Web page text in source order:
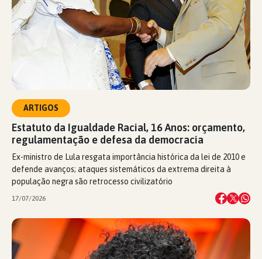
ARTIGOS
Estatuto da Igualdade Racial, 16 Anos: orçamento,
regulamentação e defesa da democracia
Ex-ministro de Lula resgata importância histórica da lei de 2010 e
defende avanços; ataques sistemáticos da extrema direita à
população negra são retrocesso civilizatório
17/07/2026